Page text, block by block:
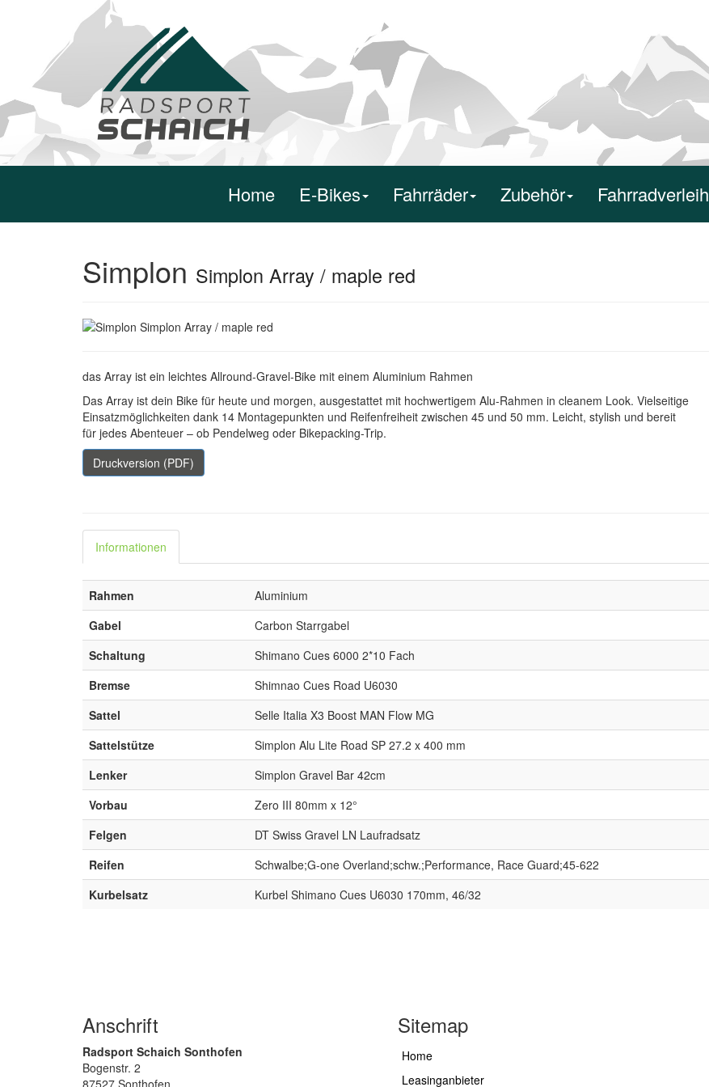
Home E-Bikes Fahrräder Zubehör Fahrradverleih
Simplon Simplon Array / maple red
das Array ist ein leichtes Allround-Gravel-Bike mit einem Aluminium Rahmen
Das Array ist dein Bike für heute und morgen, ausgestattet mit hochwertigem Alu-Rahmen in cleanem Look. Vielseitige
Einsatzmöglichkeiten dank 14 Montagepunkten und Reifenfreiheit zwischen 45 und 50 mm. Leicht, stylish und bereit
für jedes Abenteuer – ob Pendelweg oder Bikepacking-Trip.
Druckversion (PDF)
Informationen
Rahmen
Aluminium
Gabel
Carbon Starrgabel
Schaltung
Shimano Cues 6000 2*10 Fach
Bremse
Shimnao Cues Road U6030
Sattel
Selle Italia X3 Boost MAN Flow MG
Sattelstütze
Simplon Alu Lite Road SP 27.2 x 400 mm
Lenker
Simplon Gravel Bar 42cm
Vorbau
Zero III 80mm x 12°
Felgen
DT Swiss Gravel LN Laufradsatz
Reifen
Schwalbe;G-one Overland;schw.;Performance, Race Guard;45-622
Kurbelsatz
Kurbel Shimano Cues U6030 170mm, 46/32
Anschrift
Radsport Schaich Sonthofen
Bogenstr. 2
87527 Sonthofen
Sitemap
Home
Leasinganbieter